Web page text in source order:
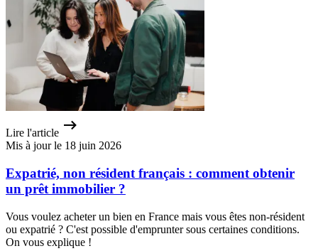
Lire l'article
Mis à jour le 18 juin 2026
Expatrié, non résident français : comment obtenir
un prêt immobilier ?
Vous voulez acheter un bien en France mais vous êtes non-résident
ou expatrié ? C'est possible d'emprunter sous certaines conditions.
On vous explique !